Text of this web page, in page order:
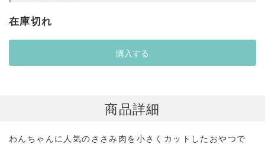
在庫切れ
商品詳細
わんちゃんに人気のささみ肉を小さくカットしたおやつで